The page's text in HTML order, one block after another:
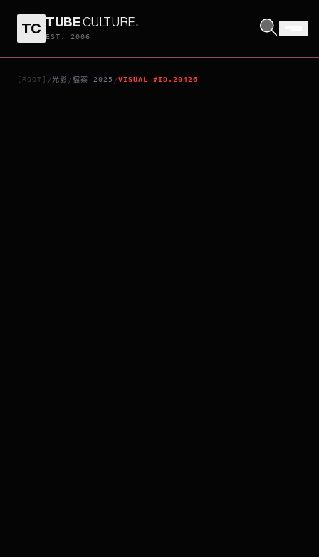
TC TUBECULTURE.
EST. 2006
[ROOT] /光影 /檔案_2025 /VISUAL_#ID.20426
DEPECHE MODE: M